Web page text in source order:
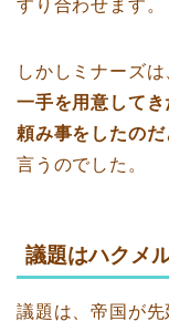
すり合わせます。
しかしミナーズは
一手を用意して
頼み事をしたのだ
言うのでした。
議題はハクメ
議題は、帝国が